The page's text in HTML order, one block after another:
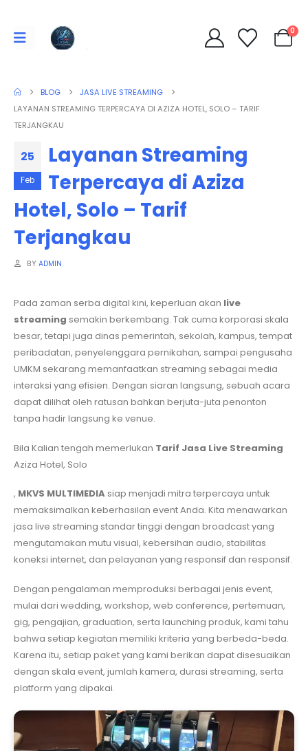
0
BLOG
JASA LIVE STREAMING
LAYANAN STREAMING TERPERCAYA DI AZIZA HOTEL, SOLO – TARIF
TERJANGKAU
25
Feb
Layanan Streaming
Terpercaya di Aziza
Hotel, Solo – Tarif
Terjangkau
BY ADMIN
Pada zaman serba digital kini, keperluan akan live
streaming semakin berkembang. Tak cuma korporasi skala
besar, tetapi juga dinas pemerintah, sekolah, kampus, tempat
peribadatan, penyelenggara pernikahan, sampai pengusaha
UMKM sekarang memanfaatkan streaming sebagai media
interaksi yang efisien. Dengan siaran langsung, sebuah acara
dapat dilihat oleh ratusan bahkan berjuta-juta penonton
tanpa hadir langsung ke venue.
Bila Kalian tengah memerlukan Tarif Jasa Live Streaming
Aziza Hotel, Solo
, MKVS MULTIMEDIA siap menjadi mitra terpercaya untuk
memaksimalkan keberhasilan event Anda. Kita menawarkan
jasa live streaming standar tinggi dengan broadcast yang
mengutamakan mutu visual, kebersihan audio, stabilitas
koneksi internet, dan pelayanan yang responsif dan responsif.
Dengan pengalaman memproduksi berbagai jenis event,
mulai dari wedding, workshop, web conference, pertemuan,
gig, pengajian, graduation, serta launching produk, kami tahu
bahwa setiap kegiatan memiliki kriteria yang berbeda-beda.
Karena itu, setiap paket yang kami berikan dapat disesuaikan
dengan skala event, jumlah kamera, durasi streaming, serta
platform yang dipakai.